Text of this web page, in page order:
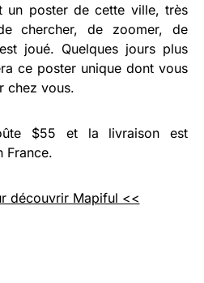
un poster de cette ville, très
chercher,de zoomer, de
joué. Quelques jours plus
ce poster unique dont vous
chez vous.
$55 et la livraison est
France.
découvrir Mapiful <<